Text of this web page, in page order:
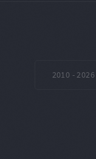
2010 -